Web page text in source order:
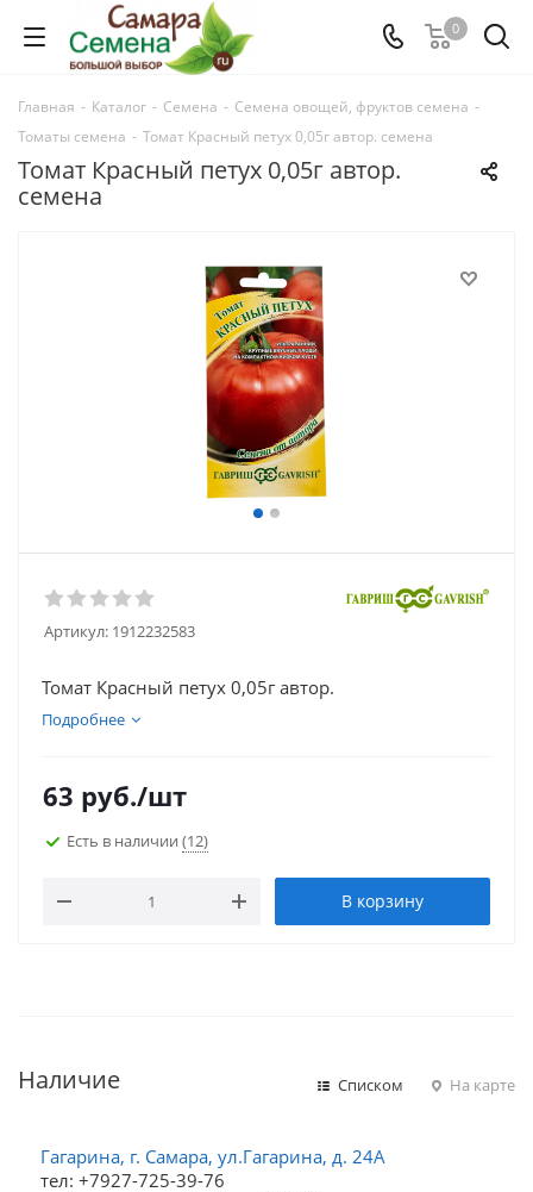
0
Главная - Каталог - Семена - Семена овощей, фруктов семена -
Томаты семена - Томат Красный петух 0,05г автор. семена
Томат Красный петух 0,05г автор.
семена
Артикул: 1912232583
Томат Красный петух 0,05г автор.
Подробнее
63 руб./шт
Есть в наличии (12)
В корзину
Наличие Списком На карте
Гагарина, г. Самара, ул.Гагарина, д. 24А
тел: +7927-725-39-76